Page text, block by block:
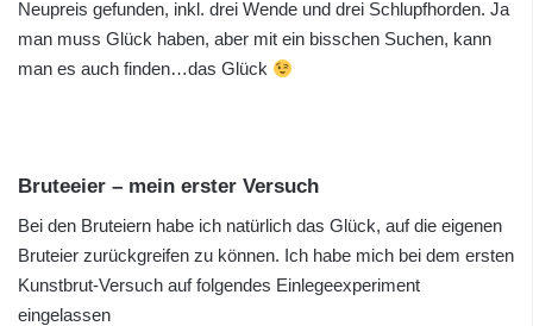
Neupreis gefunden, inkl. drei Wende und drei Schlupfhorden. Ja
man muss Glück haben, aber mit ein bisschen Suchen, kann
man es auch finden…das Glück
Bruteeier – mein erster Versuch
Bei den Bruteiern habe ich natürlich das Glück, auf die eigenen
Bruteier zurückgreifen zu können. Ich habe mich bei dem ersten
Kunstbrut-Versuch auf folgendes Einlegeexperiment
eingelassen